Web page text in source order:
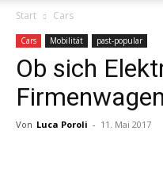
Start Cars
Cars Mobilität past-popular
Ob sich
Von Luca Poroli - 11. Mai 2017